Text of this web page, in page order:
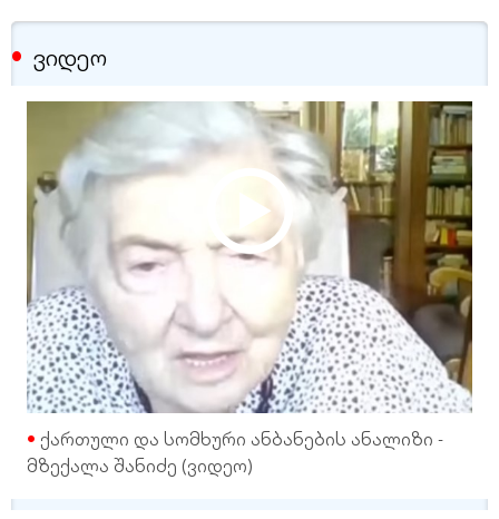
ვიდეო
ქართული და სომხური ანბანების ანალიზი -
მზექალა შანიძე (ვიდეო)